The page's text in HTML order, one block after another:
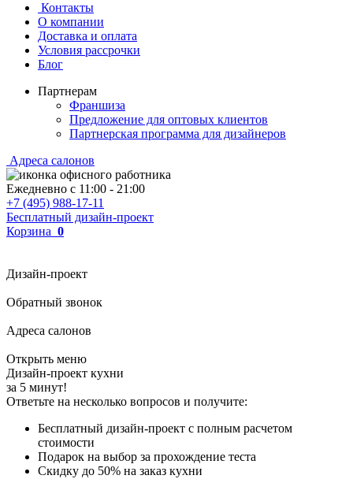
Контакты
О компании
Доставка и оплата
Условия рассрочки
Блог
Партнерам
Франшиза
Предложение для оптовых клиентов
Партнерская программа для дизайнеров
Адреса салонов
Ежедневно с 11:00 - 21:00
+7 (495) 988-17-11
Бесплатный дизайн-проект
Корзина 0
Дизайн-проект
Обратный звонок
Адреса салонов
Открыть меню
Дизайн-проект кухни
за 5 минут!
Ответьте на несколько вопросов и получите:
Бесплатный дизайн-проект с полным расчетом
стоимости
Подарок на выбор за прохождение теста
Скидку до 50% на заказ кухни